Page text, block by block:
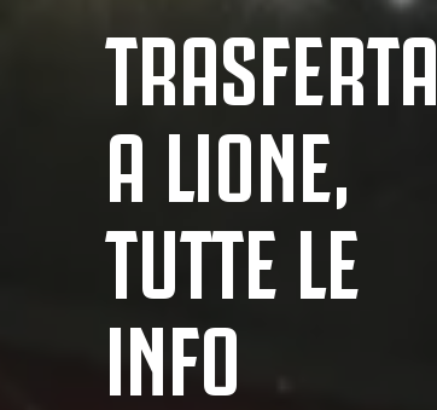
TRASFERTA
A LIONE,
TUTTE LE
INFO